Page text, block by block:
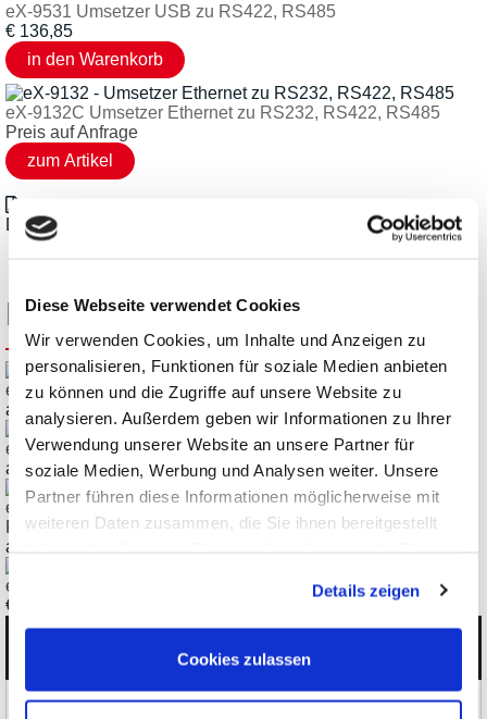
Diese Webseite verwendet Cookies
Wir verwenden Cookies, um Inhalte und Anzeigen zu
personalisieren, Funktionen für soziale Medien anbieten
zu können und die Zugriffe auf unsere Website zu
analysieren. Außerdem geben wir Informationen zu Ihrer
Verwendung unserer Website an unsere Partner für
soziale Medien, Werbung und Analysen weiter. Unsere
Partner führen diese Informationen möglicherweise mit
weiteren Daten zusammen, die Sie ihnen bereitgestellt
Details zeigen
Cookies zulassen
eX-9531 Umsetzer USB zu RS422, RS485
€ 136,85
eX-9132C Umsetzer Ethernet zu RS232, RS422, RS485
Preis auf Anfrage
Datenblatt_Expert_eX-9017_de.pdf
Kunden kauften ebenfalls
eX-9065 5 Relais (Typ A, AC oder DC SSR), für RS485
ab
153,51
eX-9024 4 Analog-Ausgänge, für RS485
ab€ 247,52
eX-9044 4 Digital-Eingänge, 8 Digital-Ausgänge, isoliert, für
RS485
ab
eX-9531 Umsetzer USB zu RS422, RS485
€
Produkte